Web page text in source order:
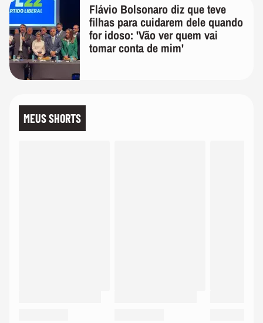
Flávio Bolsonaro diz que teve
filhas para cuidarem dele quando
for idoso: 'Vão ver quem vai
tomar conta de mim'
MEUS SHORTS